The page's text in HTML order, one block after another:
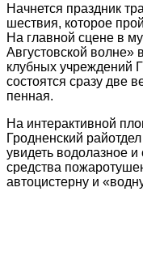
Начнется праздник
шествия, которое
На главной сцене в
Августовской волне»
клубных учреждений
состоятся сразу две
пенная.
На интерактивной
Гродненский
увидеть водолазное
средства
автоцистерну и